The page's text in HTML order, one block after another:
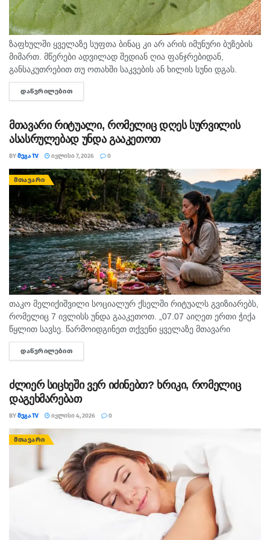
ზაფხულში ყველაზე სუფთა ბინაც კი არ არის იმუნური ბუზების
მიმართ. მწერები ადვილად შედიან ღია ფანჯრებიდან,
განსაკუთრებით თუ ოთახში საკვების ან ხილის სუნი დგას.
რეგულარული დალაგება, ნაგვის გატანა და ჭურჭლის
რეცხვაც...
ᲓᲐᲬᲕᲠᲘᲚᲔᲑᲘᲗ
მთავარი რიტუალი, რომელიც დღეს სურვილის
ასასრულებად უნდა გააკეთოთ
BYᲛᲔᲒᲐ TV ᲘᲕᲚᲘᲡᲘ 7, 2026 0
ᲛᲗᲐᲕᲐᲠᲘ
თაკო მელიქიშვილი სოციალურ ქსელში რიტუალს გვიზიარებს,
რომელიც 7 ივლისს უნდა გააკეთოთ. „07.07 აიღეთ ერთი ჭიქა
წყლით სავსე. წარმოიდგინეთ თქვენი ყველაზე მთავარი
სურვილი ის, რომლის გახსენებაზეც გულში სითბოს გრძნობთ.
შემდეგ მშვიდად...
ᲓᲐᲬᲕᲠᲘᲚᲔᲑᲘᲗ
ძლიერ სიცხეში ვერ იძინებთ? ხრიკი, რომელიც
დაგეხმარებათ
BYᲛᲔᲒᲐ TV ᲘᲕᲚᲘᲡᲘ 4, 2026 0
ᲛᲗᲐᲕᲐᲠᲘ